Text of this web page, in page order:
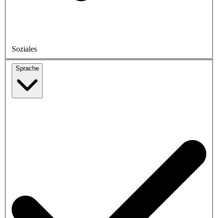
Soziales
Sprache